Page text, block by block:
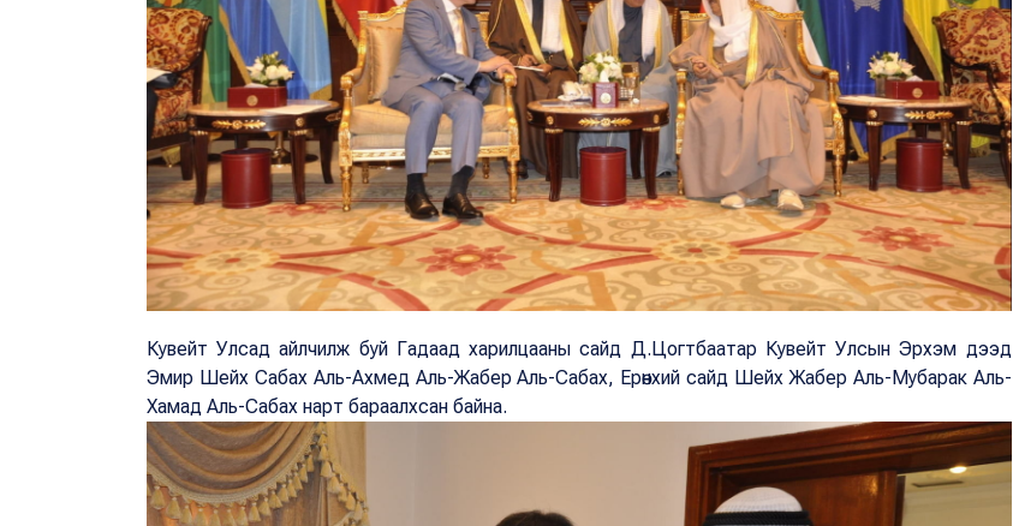
Кувейт Улсад айлчилж буй Гадаад харилцааны сайд Д.Цогтбаатар Кувейт Улсын Эрхэм дээд
Эмир Шейх Сабах Аль-Ахмед Аль-Жабер Аль-Сабах, Ерөнхий сайд Шейх Жабер Аль-Мубарак Аль-
Хамад Аль-Сабах нарт бараалхсан байна.